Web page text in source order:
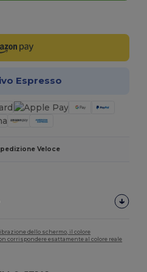
Espresso
Veloce
dello schermo, il colore
corrispondere esattamente al colore reale